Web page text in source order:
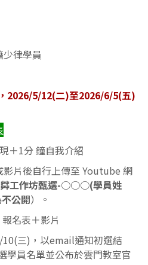
少律學員
2026/5/12(二)至2026/6/5(五)
＋1分 鐘自我介紹
片後自行上傳至 Youtube 網
茻工作坊甄選-○○○(學員姓
不公開）。
名表＋影片
10(三)，以email通知初選結
學員名單並公布於雲門教室官